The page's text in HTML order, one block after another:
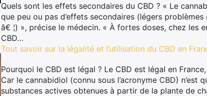
Quels sont les effets secondaires du CBD ? « Le
que peu ou pas d’effets secondaires (légers
â€ ¦) », précise le médecin. « À fortes doses, chez les
CBD…
Tout savoir sur la légalité et l’utilisation du CBD en
Pourquoi le CBD est légal ? Le CBD est légal en
Car le cannabidiol (connu sous l’acronyme CBD) n’est
substances actives obtenues à partir de la plante de